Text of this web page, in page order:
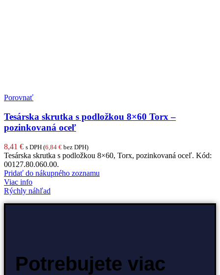
Porovnať
Tesárska skrutka s podložkou 8×60 Torx –
pozinkovaná oceľ
8,41 € s DPH (6,84 € bez DPH)
Tesárska skrutka s podložkou 8×60, Torx, pozinkovaná oceľ. Kód:
00127.80.060.00.
Pridať do nákupného zoznamu
Viac info
Rýchly náhľad
Potrebujete viac